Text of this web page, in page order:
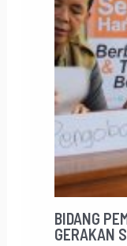
BIDANG
GERAKAN